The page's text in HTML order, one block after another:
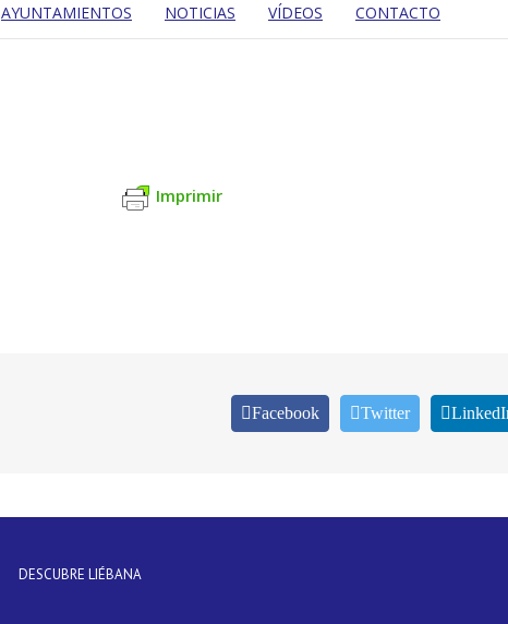
AYUNTAMIENTOS NOTICIAS VÍDEOS CONTACTO
Imprimir
Facebook Twitter
DESCUBRE LIÉBANA